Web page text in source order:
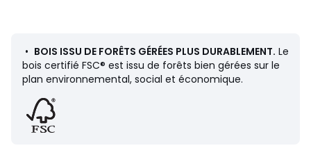
• Profondeur : 40 cm
• Hauteur : 90 cm
Dimensions d’une niche
• 46 x 38 x H20 cm
Livraison
• BOIS ISSU DE FORÊTS GÉRÉES PLUS DURABLEMENT. Le
bois certifié FSC® est issu de forêts bien gérées sur le
plan environnemental, social et économique.